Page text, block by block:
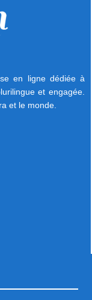
en ligne dédiée à
et engagée.
et le monde.